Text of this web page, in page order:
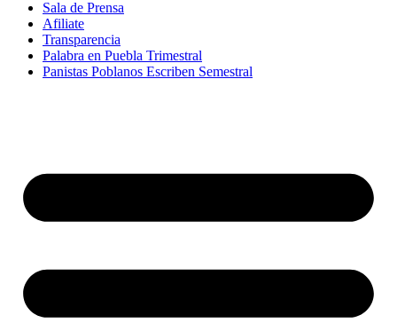
Sala de Prensa
Afiliate
Transparencia
Palabra en Puebla Trimestral
Panistas Poblanos Escriben Semestral